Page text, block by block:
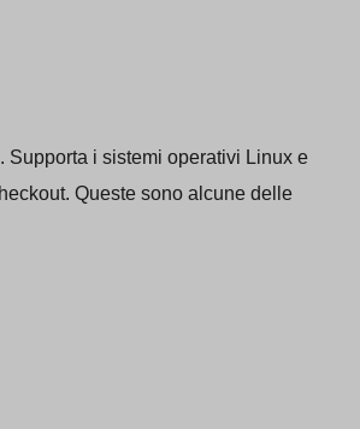
i sistemi operativi Linux e
Queste sono alcune delle